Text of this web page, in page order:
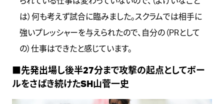
は）何も考えず試合に臨みました。スクラムでは相手に
強いプレッシャーを与えられたので、自分の（PRとして
の）仕事はできたと感じています。
■先発出場し後半27分まで攻撃の起点としてボー
ルをさばき続けたSH山菅一史